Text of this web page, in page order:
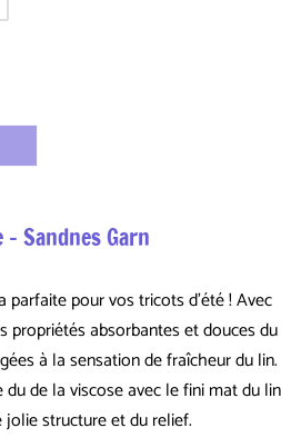
- Sandnes Garn
parfaite pour vos tricots d'été ! Avec
propriétés absorbantes et douces du
à la sensation de fraîcheur du lin.
de la viscose avec le fini mat du lin
structure et du relief.